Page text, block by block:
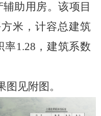
辅助用房。该项目
米，计容总建筑
率1.28 ，建筑系数
图 见附图 。